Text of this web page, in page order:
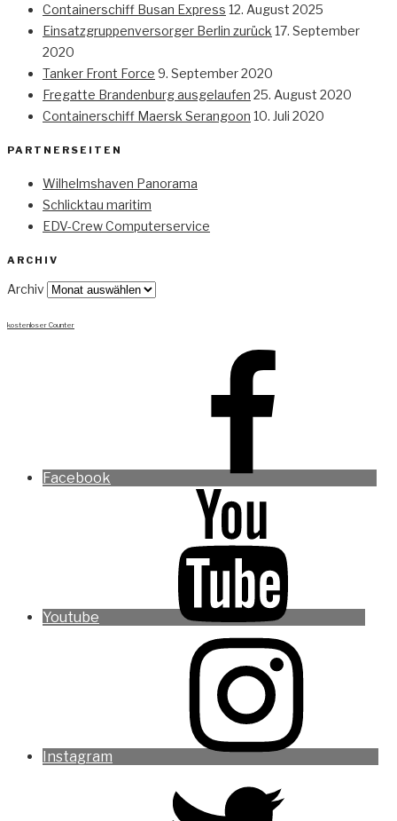
Containerschiff Busan Express 12. August 2025
Einsatzgruppenversorger Berlin zurück 17. September
2020
Tanker Front Force 9. September 2020
Fregatte Brandenburg ausgelaufen 25. August 2020
Containerschiff Maersk Serangoon 10. Juli 2020
PARTNERSEITEN
Wilhelmshaven Panorama
Schlicktau maritim
EDV-Crew Computerservice
ARCHIV
Archiv
kostenloser Counter
Facebook
Youtube
Instagram